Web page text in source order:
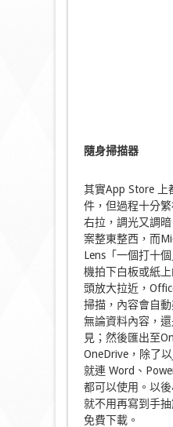
隨身掃描器
其實App Store 上
件，但過程十分
右拉，調光又調
案整東整西，而
Lens「一個打十
機拍下白板或紙
頭放大拉近，
掃描，內容會自
無論資料內容，
見；然後匯出至
OneDrive，除了
就連 Word、
都可以使用。以
就不用再寫到手
免費下載。